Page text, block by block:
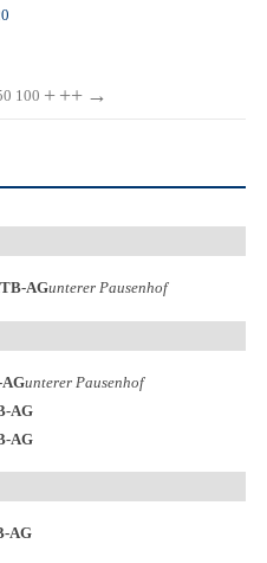
100 + ++ →
AGunterer Pausenhof
unterer Pausenhof
AG
AG
AG